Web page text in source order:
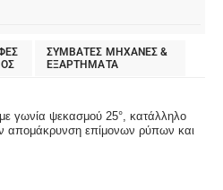
ΣΥΜΒΑΤΕΣ ΜΗΧΑΝΕΣ &
ΕΞΑΡΤΗΜΑΤΑ
γωνία ψεκασμού 25°, κατάλληλο
απομάκρυνση επίμονων ρύπων και